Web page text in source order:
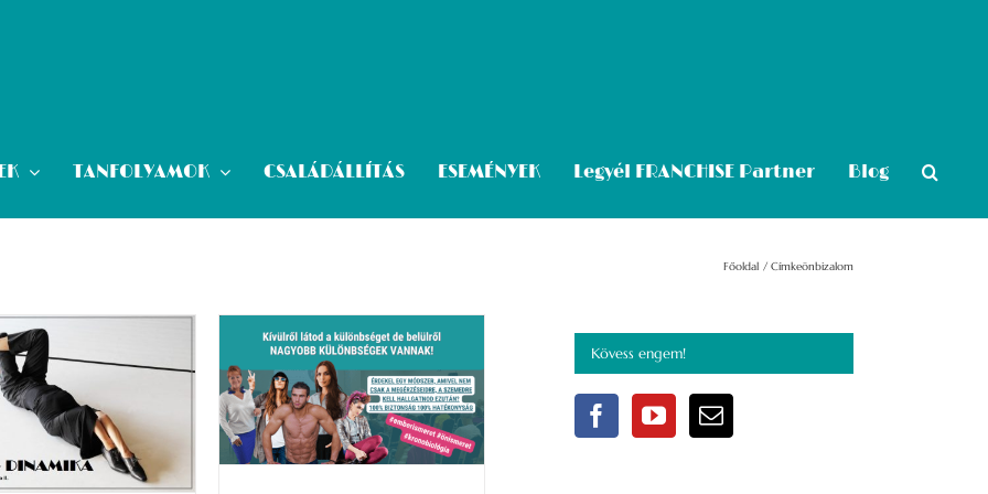
TANFOLYAMOK CSALÁDÁLLÍTÁS ESEMÉNYEK Legyél FRANCHISE Partner Blog
Főoldal Címkeönbizalom
KRONOBIOLÓGIA
– Önismeret –
Hogy megítélés helyett
legyen! – ÁPRILIS
17-18-19
Kövess engem!